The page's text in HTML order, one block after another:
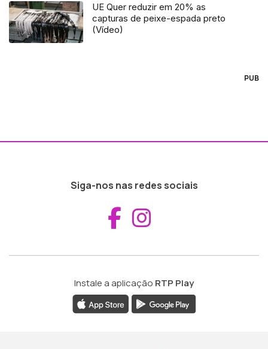
UE Quer reduzir em 20% as
capturas de peixe-espada preto
(Vídeo)
PUB
Siga-nos nas redes sociais
Aceder ao
Instale a aplicação RTP Play